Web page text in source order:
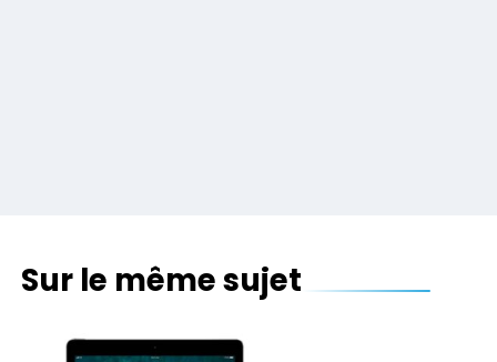
Sur le même sujet